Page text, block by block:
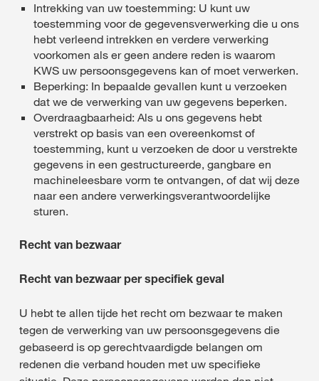
Intrekking van uw toestemming: U kunt uw
toestemming voor de gegevensverwerking die u ons
hebt verleend intrekken en verdere verwerking
voorkomen als er geen andere reden is waarom
KWS uw persoonsgegevens kan of moet verwerken.
Beperking: In bepaalde gevallen kunt u verzoeken
dat we de verwerking van uw gegevens beperken.
Overdraagbaarheid: Als u ons gegevens hebt
verstrekt op basis van een overeenkomst of
toestemming, kunt u verzoeken de door u verstrekte
gegevens in een gestructureerde, gangbare en
machineleesbare vorm te ontvangen, of dat wij deze
naar een andere verwerkingsverantwoordelijke
sturen.
Recht van bezwaar
Recht van bezwaar per specifiek geval
U hebt te allen tijde het recht om bezwaar te maken
tegen de verwerking van uw persoonsgegevens die
gebaseerd is op gerechtvaardigde belangen om
redenen die verband houden met uw specifieke